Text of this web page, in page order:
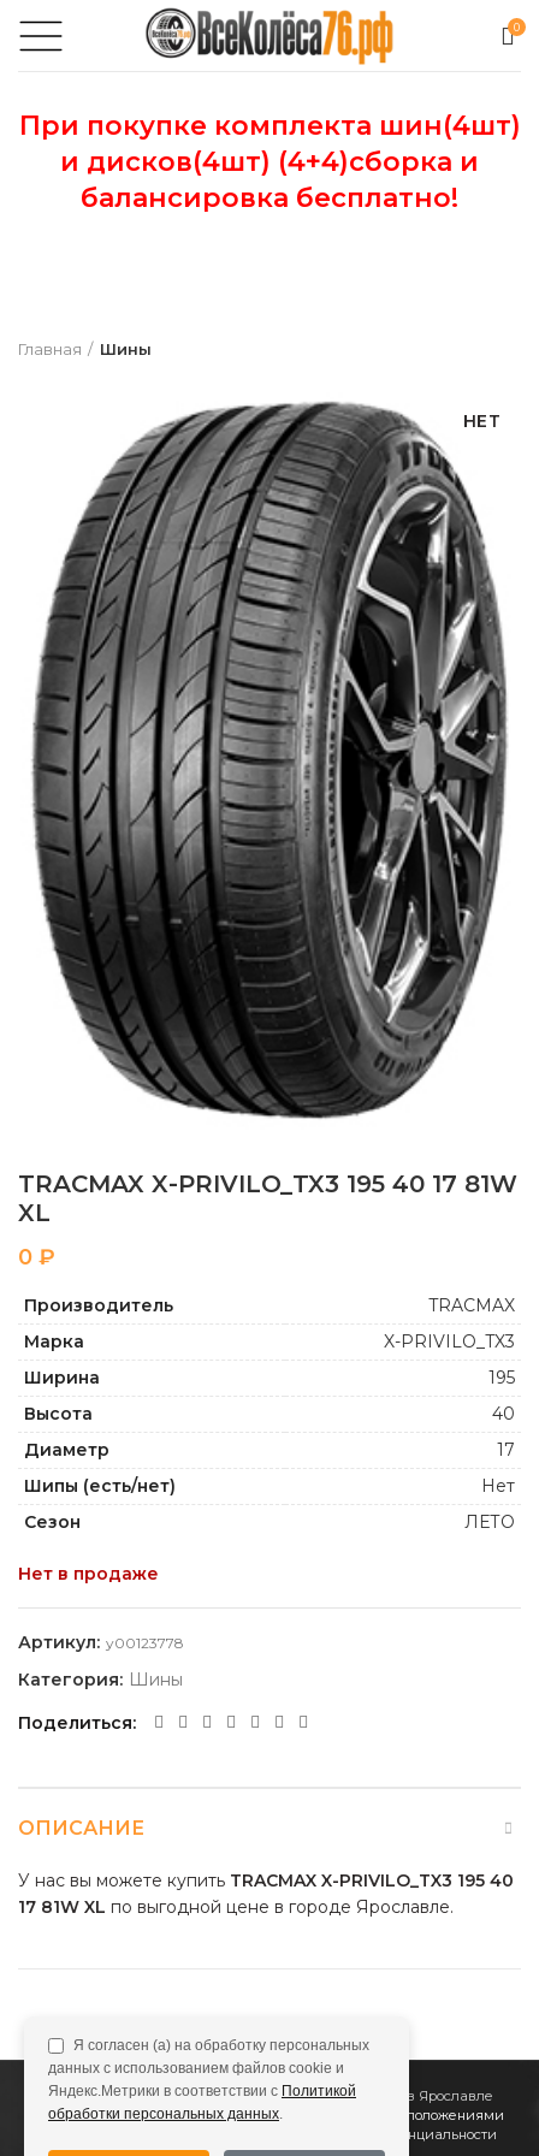
0
При покупке комплекта шин(4шт)
и дисков(4шт) (4+4)сборка и
балансировка бесплатно!
Главная Шины
НЕТ
TRACMAX X-PRIVILO_TX3 195 40 17 81W
XL
₽
Производитель
TRACMAX
Марка
X-PRIVILO_TX3
Ширина
195
Высота
40
Диаметр
17
Шипы (есть/нет)
Нет
Сезон
ЛЕТО
Нет в продаже
Артикул: y00123778
Категория: Шины
Поделиться
ОПИСАНИЕ
У нас вы можете купить TRACMAX X-PRIVILO_TX3 195 40
17 81W XL по выгодной цене в городе Ярославле.
2011Все Колёса Интернет-магазин шин и дисков в Ярославле
Сайт не является публичной офертой, определяемой положениями
Политике конфиденциальности
Я согласен (а) на обработку персональных
данных с использованием файлов cookie и
Яндекс.Метрики в соответствии с Политикой
обработки персональных данных.